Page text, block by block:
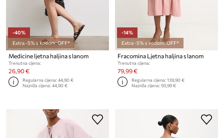
-40%
Extra -5% s kodom: OFF*
Medicine ljetna haljina s lanom
Trenutna cijena:
26,90 €
Regularna cijena:44,90 €
Najniža cijena:44,90 €
-14%
Extra -5% s kodom: OFF*
Fracomina Ljetna haljina s lanom
Trenutna cijena:
79,99 €
Regularna cijena:139,90 €
Najniža cijena:93,99 €